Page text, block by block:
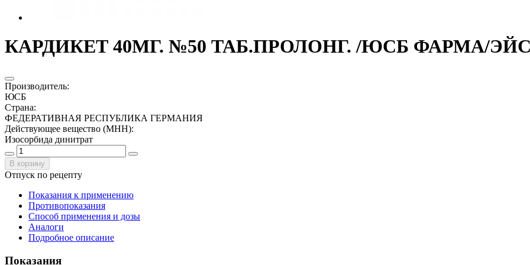
КАРДИКЕТ 40МГ. №50 ТАБ.ПРОЛОНГ. /ЮСБ ФАРМА/
Производитель:
ЮСБ
Страна:
ФЕДЕРАТИВНАЯ РЕСПУБЛИКА ГЕРМАНИЯ
Действующее вещество (МНН):
Изосорбида динитрат
В корзину
Отпуск по рецепту
Показания к применению
Противопоказания
Способ применения и дозы
Аналоги
Подробное описание
Показания